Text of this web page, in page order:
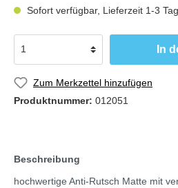
Sofort verfügbar, Lieferzeit 1-3
In
Zum Merkzettel hinzufügen
Produktnummer: 012051
Beschreibung
hochwertige Anti-Rutsch Matte mit